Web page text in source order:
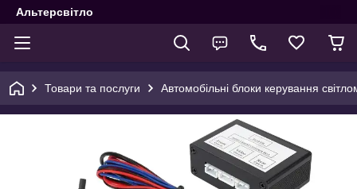
Альтерсвітло
Товари та послуги Автомобільні блоки керування